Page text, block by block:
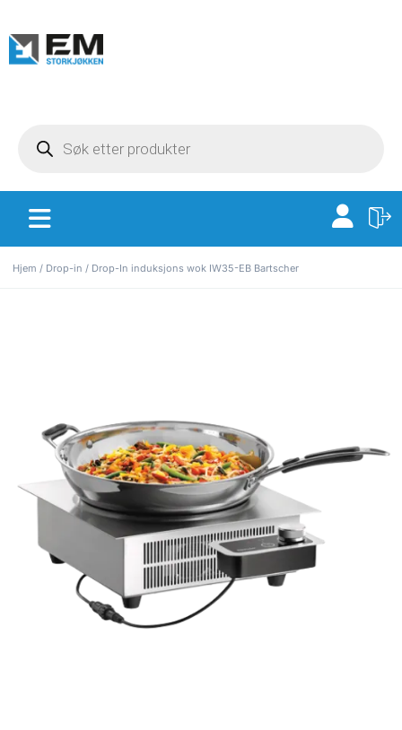
Hjem / Drop-in / Drop-In induksjons wok IW35-EB Bartscher